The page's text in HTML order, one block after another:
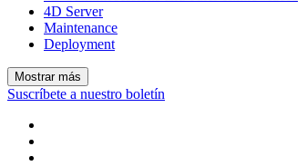
4D Server
Maintenance
Deployment
Mostrar más
Suscríbete a nuestro boletín